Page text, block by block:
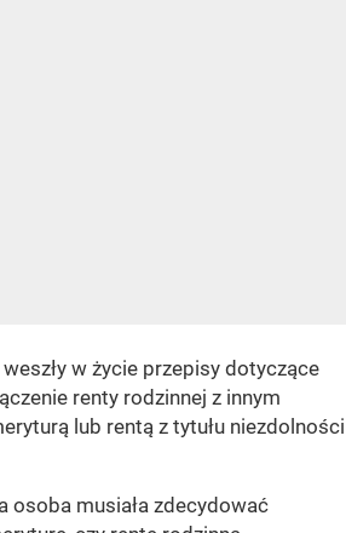
w życie przepisy dotyczące
renty rodzinnej z innym
lub rentą z tytułu niezdolności
osoba musiała zdecydować